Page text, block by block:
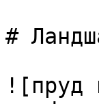
#
![пруд